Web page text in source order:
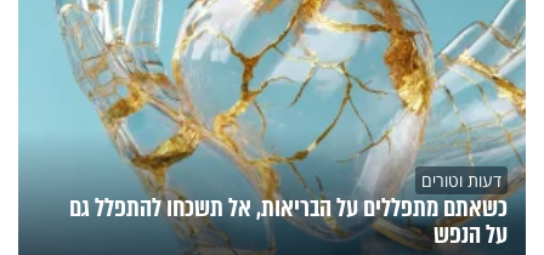
דעות וטורים
כשאתם מתפללים על הבריאות, אל תשכחו להתפלל גם
על הנפש